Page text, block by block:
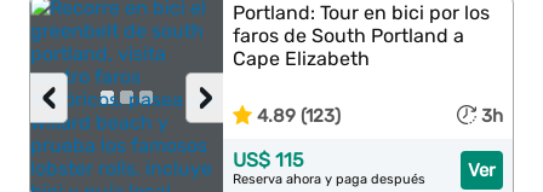
›
‹
Portland: Tour en bici por los
faros de South Portland a
Cape Elizabeth
4.89 (123) 3h
Ver
US$ 115
Reserva ahora y paga después